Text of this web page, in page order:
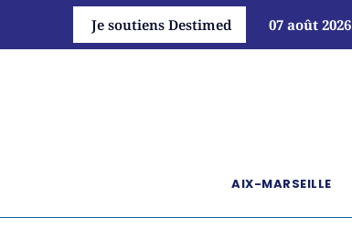
Je soutiens Destimed 07 août 2026
AIX-MARSEILLE